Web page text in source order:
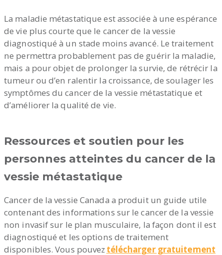
La maladie métastatique est associée à une espérance
de vie plus courte que le cancer de la vessie
diagnostiqué à un stade moins avancé. Le traitement
ne permettra probablement pas de guérir la maladie,
mais a pour objet de prolonger la survie, de rétrécir la
tumeur ou d’en ralentir la croissance, de soulager les
symptômes du cancer de la vessie métastatique et
d’améliorer la qualité de vie.
Ressources et soutien pour les
personnes atteintes du cancer de la
vessie métastatique
Cancer de la vessie Canada a produit un guide utile
contenant des informations sur le cancer de la vessie
non invasif sur le plan musculaire, la façon dont il est
diagnostiqué et les options de traitement
disponibles. Vous pouvez télécharger gratuitement